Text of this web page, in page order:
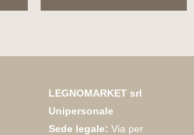
LEGNOMARKET srl
Unipersonale
Sede legale: Via per